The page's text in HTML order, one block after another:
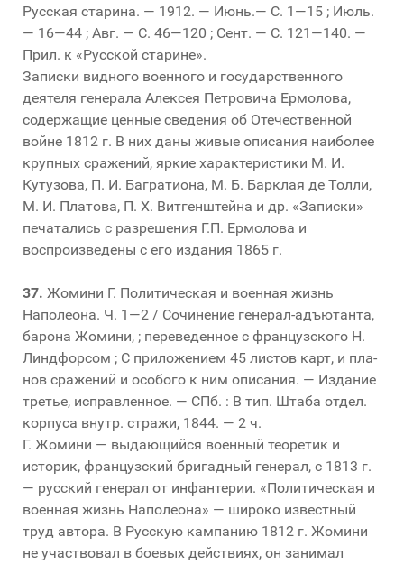
Русская старина. — 1912. — Июнь.— С. 1—15 ; Июль.
— 16—44 ; Авг. — С. 46—120 ; Сент. — С. 121—140. —
Прил. к «Русской старине».
Записки видного военного и государственного
деятеля генерала Алексея Петровича Ермолова,
содержащие ценные сведения об Отечественной
войне 1812 г. В них даны живые описания наиболее
крупных сражений, яркие характеристики М. И.
Кутузова, П. И. Багратиона, М. Б. Барклая де Толли,
М. И. Платова, П. X. Витгенштейна и др. «Записки»
печатались с разрешения Г.П. Ермолова и
воспроизведены с его издания 1865 г.
37. Жомини Г. Политическая и военная жизнь
Наполеона. Ч. 1—2 / Сочинение генерал-адъютанта,
барона Жомини, ; переведенное с французского Н.
Линдфорсом ; С приложением 45 листов карт, и пла-
нов сражений и особого к ним описания. — Издание
третье, исправленное. — СПб. : В тип. Штаба отдел.
корпуса внутр. стражи, 1844. — 2 ч.
Г. Жомини — выдающийся военный теоретик и
историк, французский бригадный генерал, с 1813 г.
— русский генерал от инфантерии. «Политическая и
военная жизнь Наполеона» — широко известный
труд автора. В Русскую кампанию 1812 г. Жомини
не участвовал в боевых действиях, он занимал